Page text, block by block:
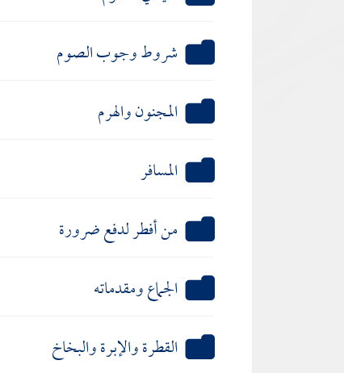
شروط وجوب الصوم
المجنون والهرم
المسافر
من أفطر لدفع ضرورة
الجماع ومقدماته
القطرة والإبرة والبخاخ